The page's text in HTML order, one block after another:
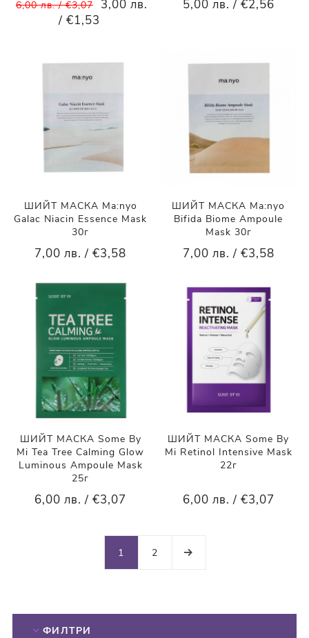
6,00 лв. / €3,07
3,00 лв.
/ €1,53
5,00 лв. / €2,56
ШИЙТ МАСКА Ma:nyo
Galac Niacin Essence Mask
30г
7,00 лв. / €3,58
ШИЙТ МАСКА Ma:nyo
Bifida Biome Ampoule
Mask 30г
7,00 лв. / €3,58
ШИЙТ МАСКА Some By
Mi Tea Tree Calming Glow
Luminous Ampoule Mask
25г
6,00 лв. / €3,07
ШИЙТ МАСКА Some By
Mi Retinol Intensive Mask
22г
6,00 лв. / €3,07
1 2
ФИЛТРИ